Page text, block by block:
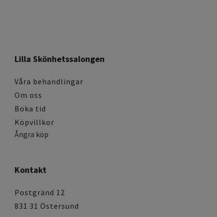
Lilla Skönhetssalongen
Våra behandlingar
Om oss
Boka tid
Köpvillkor
Ångra köp
Kontakt
Postgränd 12
831 31 Östersund